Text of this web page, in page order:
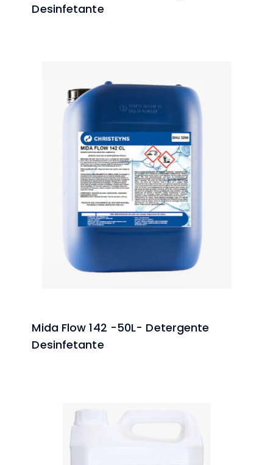
Desinfetante
Mida Flow 142 -50L- Detergente
Desinfetante